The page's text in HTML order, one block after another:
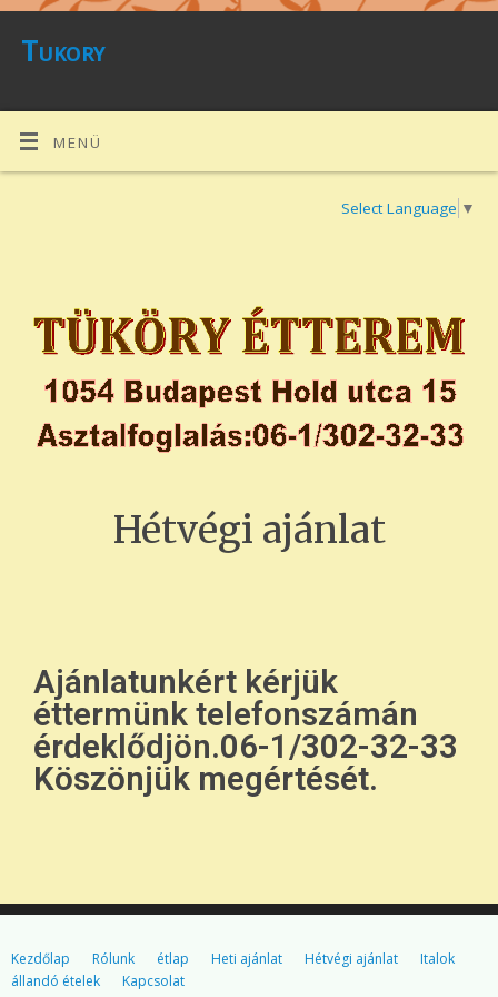
Tukory
MENÜ
Select Language ▼
Hétvégi ajánlat
Ajánlatunkért kérjük
éttermünk telefonszámán
érdeklődjön.06-1/302-32-33
Köszönjük megértését.
Kezdőlap Rólunk étlap Heti ajánlat Hétvégi ajánlat
Italok
állandó ételek
Kapcsolat